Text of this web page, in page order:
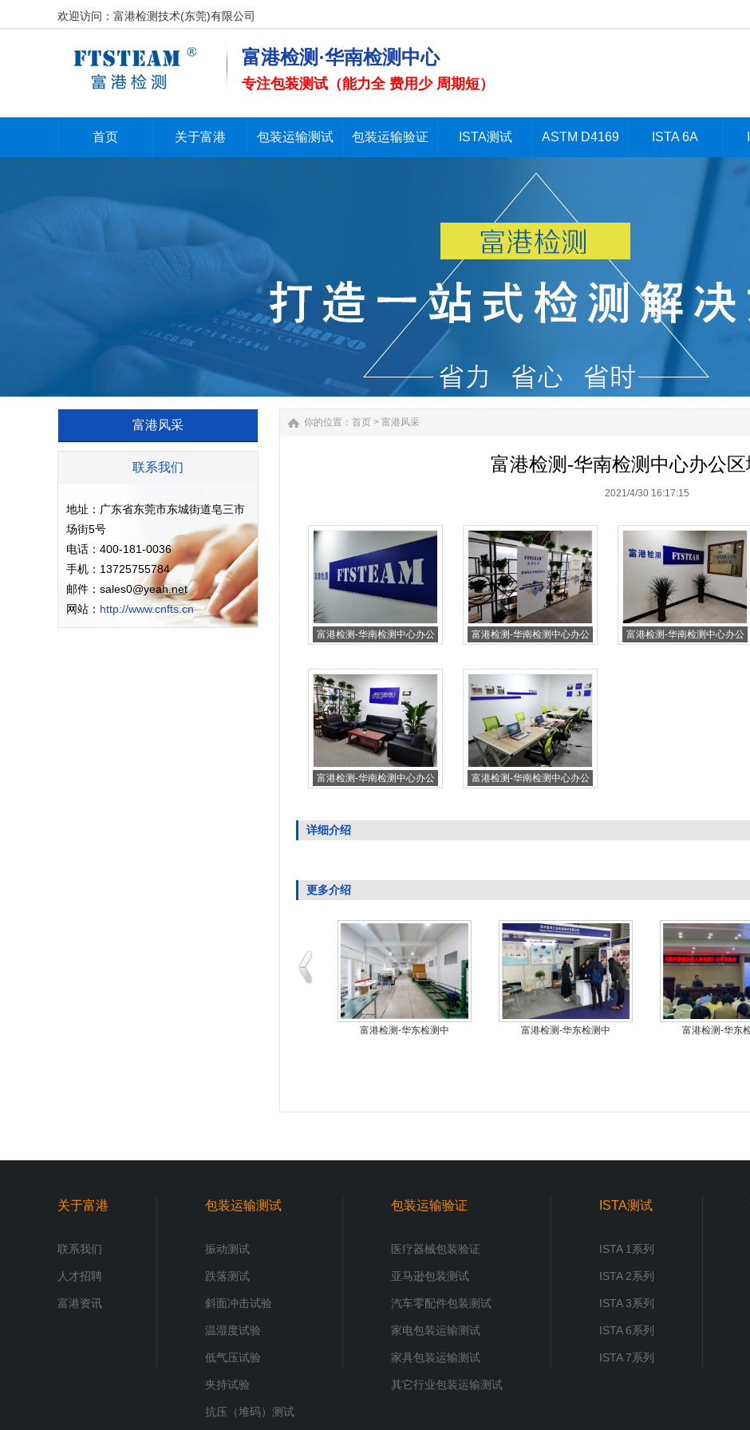
欢迎访问：富港检测技术(东莞)有限公司
富港检测·华南检测中心
专注包装测试（能力全 费用少 周期短）
首页 关于富港 包装运输测试 包装运输验证 ISTA测试 ASTM D4169 ISTA 6A
1
富港风采
联系我们
地址：广东省东莞市东城街道皂三市
场街5号
电话：400-181-0036
手机：13725755784
邮件：sales0@yeah.net
网站： http://www.cnfts.cn
你的位置： 首页 > 富港风采
富港检测-华南检测中心办公
2021/4/30 16:17:15
富港检测-华南检测中心办公 富港检测-华南检测中心办公 富港检测-华南检测中心办公
富港检测-华南检测中心办公 富港检测-华南检测中心办公
详细介绍
更多介绍
富港检测-华东检测中 富港检测-华东检测中 富港检测-华东
关于富港
联系我们
人才招聘
富港资讯
包装运输测试
振动测试
跌落测试
斜面冲击试验
温湿度试验
低气压试验
夹持试验
抗压（堆码）测试
包装运输验证
医疗器械包装验证
亚马逊包装测试
汽车零配件包装测试
家电包装运输测试
家具包装运输测试
其它行业包装运输测试
ISTA测试
ISTA 1系列
ISTA 2系列
ISTA 3系列
ISTA 6系列
ISTA 7系列